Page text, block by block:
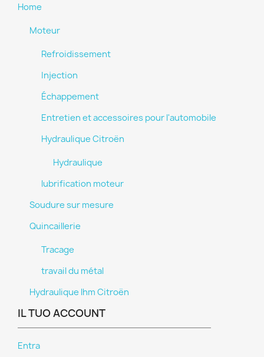
Home
Moteur
Refroidissement
Injection
Échappement
Entretien et accessoires pour l'automobile
Hydraulique Citroën
Hydraulique
lubrification moteur
Soudure sur mesure
Quincaillerie
Tracage
travail du métal
Hydraulique lhm Citroën
IL TUO ACCOUNT
Entra